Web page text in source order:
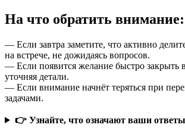
На что обратить
— Если завтра заметите, что активно
на встрече, не дожидаясь вопросов.
— Если появится желание быстро закрыть
уточняя детали.
— Если внимание начнёт теряться при
задачами.
👉 Узнайте, что означают ваши ответы